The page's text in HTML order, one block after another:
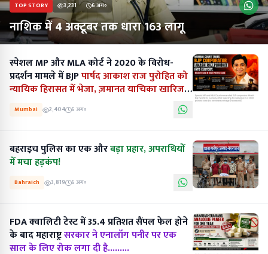
TOP STORY 3,231 6 अग॰
नाशिक में 4 अक्टूबर तक धारा 163 लागू
स्पेशल MP और MLA कोर्ट ने 2020 के विरोध-
प्रदर्शन मामले में BJPपार्षद आकाश राज पुरोहित को
न्यायिक हिरासत में भेजा, ज़मानत याचिका खारिज
Mumbai 2,404 6 अग॰
बहराइच पुलिस का एक औरबड़ा प्रहार, अपराधियों
में मचा हड़कंप!
Bahraich 3,819 6 अग॰
FDA क्वालिटी टेस्ट में 35.4 प्रतिशत सैंपल फेल होने
के बाद महाराष्ट्रसरकार ने एनालॉग पनीर पर एक
साल के लिए रोक लगा दी है.........